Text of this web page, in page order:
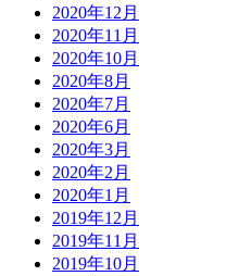
2020年12月
2020年11月
2020年10月
2020年8月
2020年7月
2020年6月
2020年3月
2020年2月
2020年1月
2019年12月
2019年11月
2019年10月